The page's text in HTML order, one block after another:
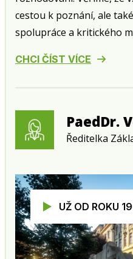
cestou k poznání, ale
spolupráce a kritického
CHCI ČÍST VÍCE
PaedDr.
Ředitelka
UŽ OD ROKU